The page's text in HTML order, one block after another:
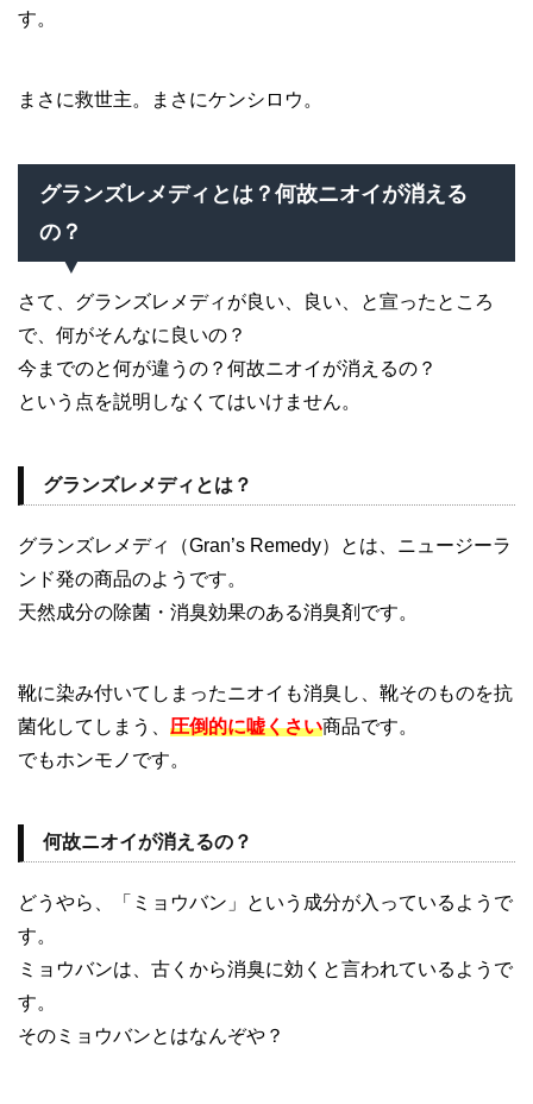
す。
まさに救世主。まさにケンシロウ。
グランズレメディとは？何故ニオイが消える
の？
さて、グランズレメディが良い、良い、と宣ったところ
で、何がそんなに良いの？
今までのと何が違うの？何故ニオイが消えるの？
という点を説明しなくてはいけません。
グランズレメディとは？
グランズレメディ（Gran’s Remedy）とは、ニュージーラ
ンド発の商品のようです。
天然成分の除菌・消臭効果のある消臭剤です。
靴に染み付いてしまったニオイも消臭し、靴そのものを抗
菌化してしまう、 圧倒的に嘘くさい商品です。
でもホンモノです。
何故ニオイが消えるの？
どうやら、「ミョウバン」という成分が入っているようで
す。
ミョウバンは、古くから消臭に効くと言われているようで
す。
そのミョウバンとはなんぞや？